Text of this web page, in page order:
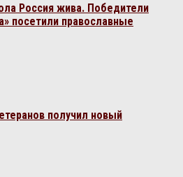
Россия жива. Победители
посетили православные
получил новый